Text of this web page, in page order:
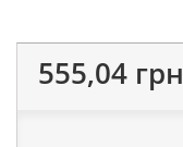
555,04 грн